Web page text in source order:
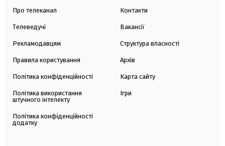
Про телеканал
Телеведучі
Рекламодавцям
Правила користування
Політика конфіденційності
Політика використання
штучного інтелекту
Політика конфіденційності
додатку
Контакти
Вакансії
Структура власності
Архів
Карта сайту
Ігри